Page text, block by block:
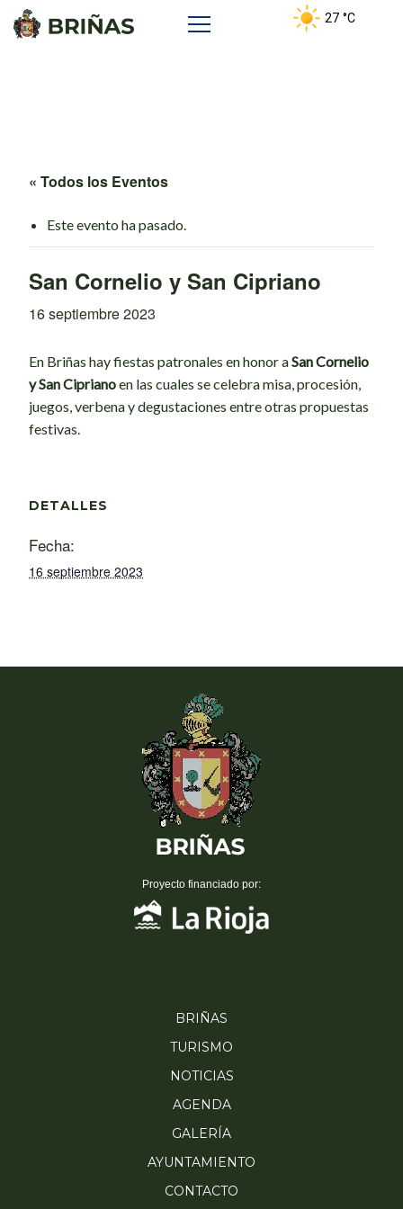
27 °C
« Todos los Eventos
Este evento ha pasado.
San Cornelio y San Cipriano
16 septiembre 2023
En Briñas hay fiestas patronales en honor aSan Cornelio
y San Ciprianoen las cuales se celebra misa, procesión,
juegos, verbena y degustaciones entre otras propuestas
festivas.
DETALLES
Fecha:
16 septiembre 2023
Proyecto financiado por:
BRIÑAS
TURISMO
NOTICIAS
AGENDA
GALERÍA
AYUNTAMIENTO
CONTACTO